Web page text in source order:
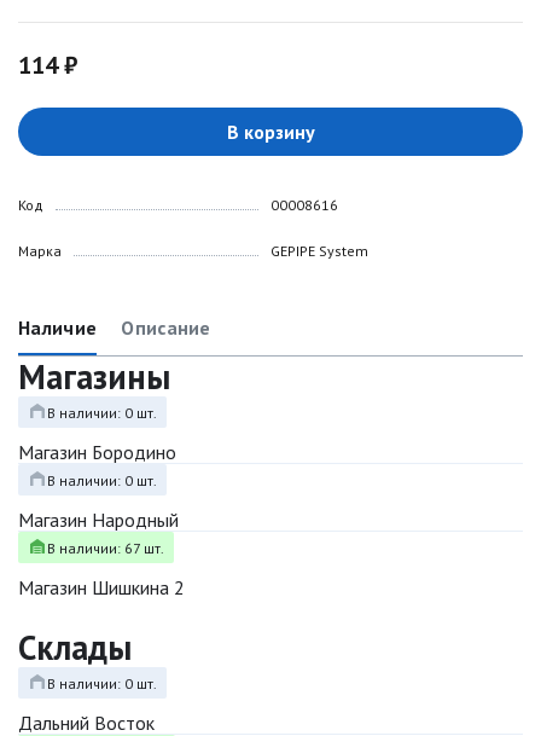
114 ₽
В корзину
Код
Марка
00008616
GEPIPE System
Наличие Описание
Магазины
В наличии: 0 шт.
Магазин Бородино
В наличии: 0 шт.
Магазин Народный
В наличии: 67 шт.
Магазин Шишкина 2
Склады
В наличии: 0 шт.
Дальний Восток